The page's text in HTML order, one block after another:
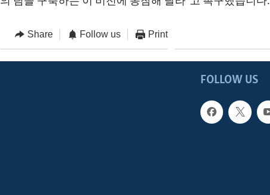
Share Follow us Print
FOLLOW US